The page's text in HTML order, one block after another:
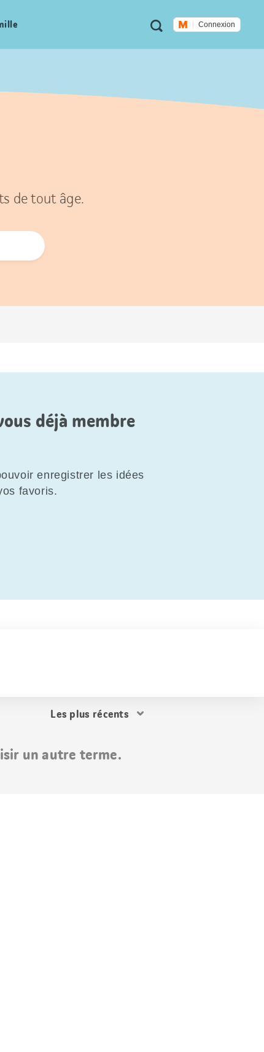
Métanavigation
RechercheConnexion
de tout âge.
déjà membre
enregistrer les idées
favoris.
Trier
un autre terme.